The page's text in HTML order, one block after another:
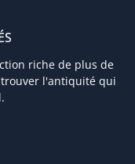
riche de plus de
l'antiquité qui